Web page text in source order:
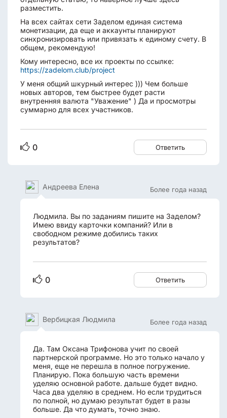
разместить.
На всех сайтах сети Заделом единая система
монетизации, да еще и аккаунты планируют
синхронизировать или привязать к единому счету. В
общем, рекомендую!
Кому интересно, все их проекты по ссылке:
https://zadelom.club/project
У меня общий шкурный интерес ))) Чем больше
новых авторов, тем быстрее будет расти
внутренняя валюта "Уважение" ) Да и просмотры
суммарно для всех участников.
0 Ответить
Более года назад
Андреева Елена
Людмила. Вы по заданиям пишите на Заделом?
Имею ввиду карточки компаний? Или в
свободном режиме добились таких
результатов?
0 Ответить
Более года назад
Вербицкая Людмила
Да. Там Оксана Трифонова учит по своей
партнерской программе. Но это только начало у
меня, еще не перешла в полное погружение.
Планирую. Пока большую часть времени
уделяю основной работе. дальше будет видно.
Часа два уделяю в среднем. Но если трудиться
по полной, но думаю результат будет в разы
больше. Да что думать, точно знаю.